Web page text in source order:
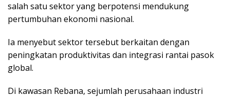
salah satu sektor yang berpotensi mendukung
pertumbuhan ekonomi nasional.
Ia menyebut sektor tersebut berkaitan dengan
peningkatan produktivitas dan integrasi rantai pasok
global.
Di kawasan Rebana, sejumlah perusahaan industri